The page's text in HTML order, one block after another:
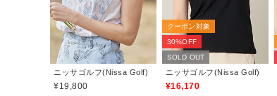
ニッサゴルフ(Nissa Golf)
¥19,800
クーポン対象
30%OFF
SOLD OUT
ニッサゴルフ(Nissa Golf)
¥16,170